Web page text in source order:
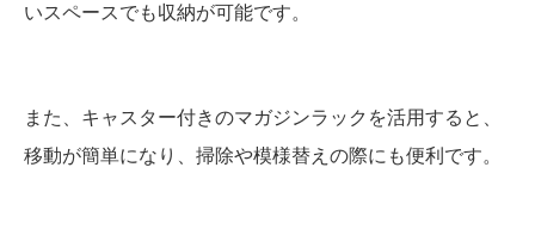
いスペースでも収納が可能です。
また、キャスター付きのマガジンラックを活用すると、
移動が簡単になり、掃除や模様替えの際にも便利です。